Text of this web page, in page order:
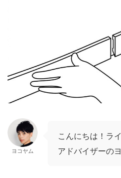
ヨコヤム
こんにちは！ラ
アドバイザーの